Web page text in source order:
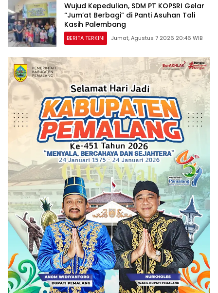
Wujud Kepedulian, SDM PT KOPSRI Gelar
“Jum’at Berbagi” di Panti Asuhan Tali
Kasih Palembang
BERITA TERKINI Jumat, Agustus 7 2026 20:46 WIB